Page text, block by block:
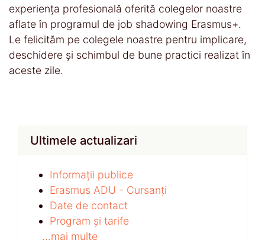
experiența profesională oferită colegelor noastre
aflate în programul de job shadowing Erasmus+.
Le felicităm pe colegele noastre pentru implicare,
deschidere și schimbul de bune practici realizat în
aceste zile.
Ultimele actualizari
Informații publice
Erasmus ADU - Cursanți
Date de contact
Program și tarife
...mai multe